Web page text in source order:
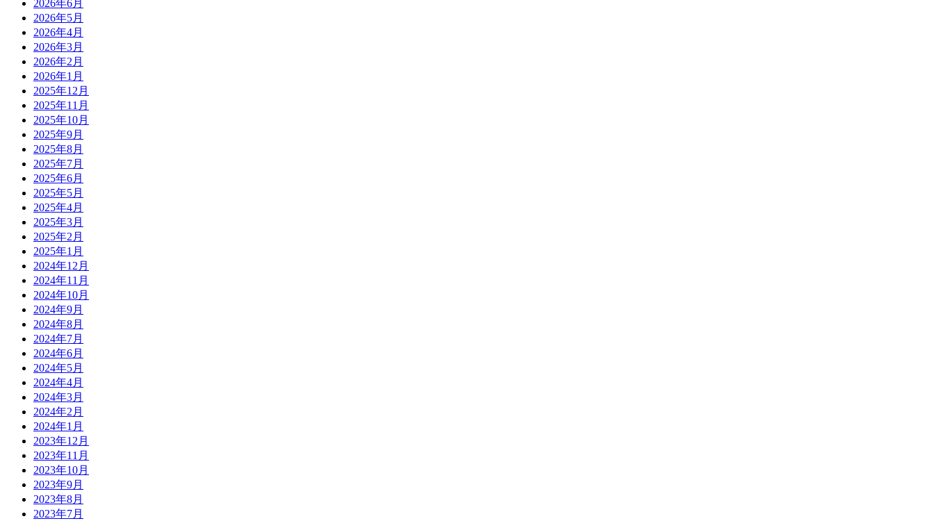
2026年6月
2026年5月
2026年4月
2026年3月
2026年2月
2026年1月
2025年12月
2025年11月
2025年10月
2025年9月
2025年8月
2025年7月
2025年6月
2025年5月
2025年4月
2025年3月
2025年2月
2025年1月
2024年12月
2024年11月
2024年10月
2024年9月
2024年8月
2024年7月
2024年6月
2024年5月
2024年4月
2024年3月
2024年2月
2024年1月
2023年12月
2023年11月
2023年10月
2023年9月
2023年8月
2023年7月